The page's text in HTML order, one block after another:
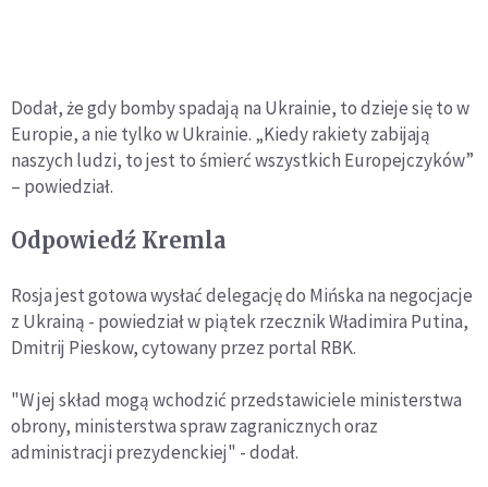
Dodał, że gdy bomby spadają na Ukrainie, to dzieje się to w
Europie, a nie tylko w Ukrainie. „Kiedy rakiety zabijają
naszych ludzi, to jest to śmierć wszystkich Europejczyków”
– powiedział.
Odpowiedź Kremla
Rosja jest gotowa wysłać delegację do Mińska na negocjacje
z Ukrainą - powiedział w piątek rzecznik Władimira Putina,
Dmitrij Pieskow, cytowany przez portal RBK.
"W jej skład mogą wchodzić przedstawiciele ministerstwa
obrony, ministerstwa spraw zagranicznych oraz
administracji prezydenckiej" - dodał.